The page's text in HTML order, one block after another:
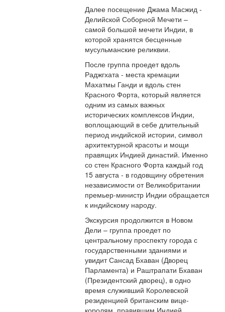
Далее посещение Джама Масжид -
Делийской Соборной Мечети –
самой большой мечети Индии, в
которой хранятся бесценные
мусульманские реликвии.
После группа проедет вдоль
Раджгхата - места кремации
Махатмы Ганди и вдоль стен
Красного Форта, который является
одним из самых важных
исторических комплексов Индии,
воплощающий в себе длительный
период индийской истории, символ
архитектурной красоты и мощи
правящих Индией династий. Именно
со стен Красного Форта каждый год
15 августа - в годовщину обретения
независимости от Великобритании
премьер-министр Индии обращается
к индийскому народу.
Экскурсия продолжится в Новом
Дели – группа проедет по
центральному проспекту города с
государственными зданиями и
увидит Сансад Бхаван (Дворец
Парламента) и Раштрапати Бхаван
(Президентский дворец), в одно
время служивший Королевской
резиденцией британским вице-